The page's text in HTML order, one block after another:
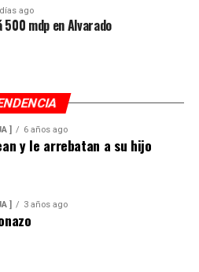
ago
500 mdp en Alvarado
] 6 años ago
y le arrebatan a su hijo
] 3 años ago